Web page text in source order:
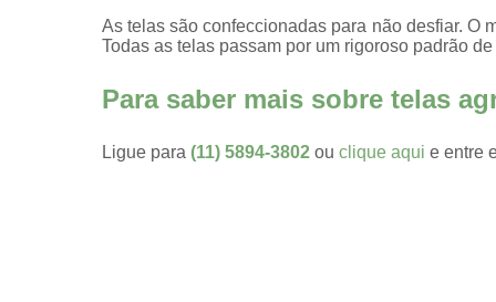
Telas para
Telas
Telas
As telas são confeccionadas para não desfiar. O
Todas as telas passam por um rigoroso padrão
Para saber mais sobre telas
Ligue para (11) 5894-3802 ou clique aqui e entre